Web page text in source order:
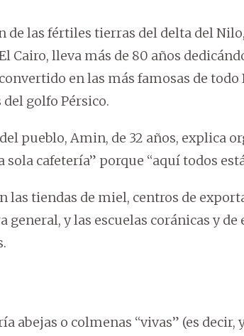
de las fértiles tierras del delta del
Cairo, lleva más de 80 años
en las más famosas de
golfo Pérsico.
pueblo, Amin, de 32 años, explica
sola cafetería” porque “aquí todos
las tiendas de miel, centros de
general, y las escuelas coránicas y
abejas o colmenas “vivas” (es decir,